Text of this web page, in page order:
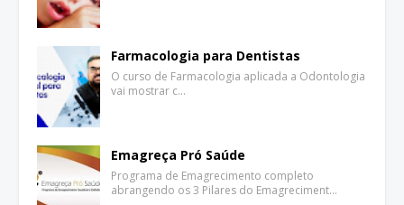
Farmacologia para Dentistas
O curso de Farmacologia aplicada a Odontologia
vai mostrar c…
Emagreça Pró Saúde
Programa de Emagrecimento completo
abrangendo os 3 Pilares do Emagreciment…